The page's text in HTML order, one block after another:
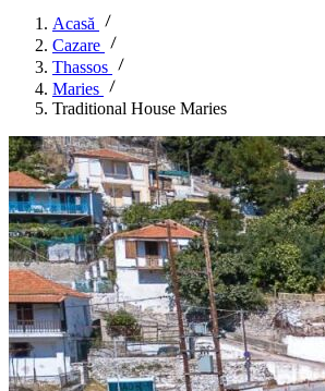
Acasă
Cazare
Thassos
Maries
Traditional House Maries